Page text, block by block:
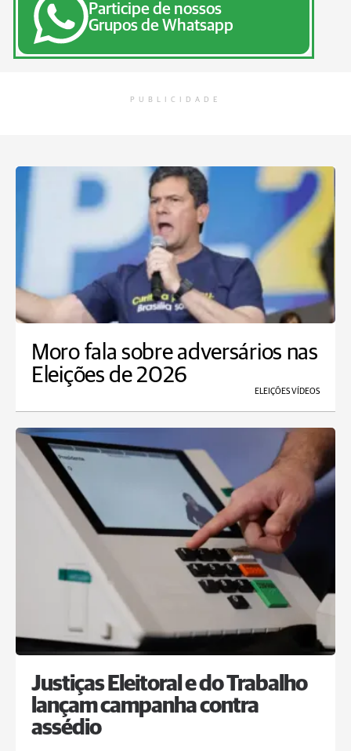
Participe de nossos
Grupos de Whatsapp
PUBLICIDADE
Moro fala sobre adversários nas
Eleições de 2026
ELEIÇÕES VÍDEOS
Justiças Eleitoral e do Trabalho
lançam campanha contra
assédio